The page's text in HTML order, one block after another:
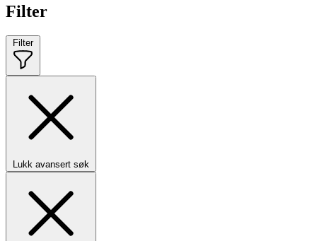
Filter
Filter
Lukk avansert søk